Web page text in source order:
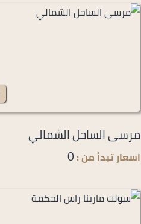
مرسى الساحل الشمالي
اسعار تبدأ من : 0